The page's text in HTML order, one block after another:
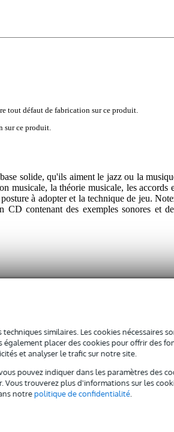
similaires. Les cookies nécessaires
placer des cookies pour offrir des
et analyser le trafic sur notre site.
pouvez indiquer dans les paramètres des
Vous trouverez plus d'informations sur les
notrepolitique de confidentialité.
tout défaut de fabrication sur ce produit.
sur ce produit.
solide, qu'ils aiment le jazz ou la
musicale, la théorie musicale, les accords
à adopter et la technique de jeu.
contenant des exemples sonores et